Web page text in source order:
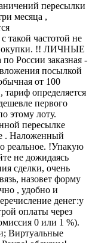
пересылки
месяца ,
такой частотой не
!! ЛИЧНЫЕ
заказная -
посылкой
от 100
тариф определяется
первого
этому лоту.
пересылке
. Наложенный
реальное. !Упакую
не дожидаясь
сделки, очень
назовет форму
, удобно и
денег:у
оплаты через
0 или 1 %).
Виртуальные